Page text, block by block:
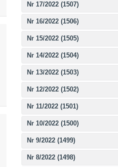
Nr 17/2022 (1507)
Nr 16/2022 (1506)
Nr 15/2022 (1505)
Nr 14/2022 (1504)
Nr 13/2022 (1503)
Nr 12/2022 (1502)
Nr 11/2022 (1501)
Nr 10/2022 (1500)
Nr 9/2022 (1499)
Nr 8/2022 (1498)